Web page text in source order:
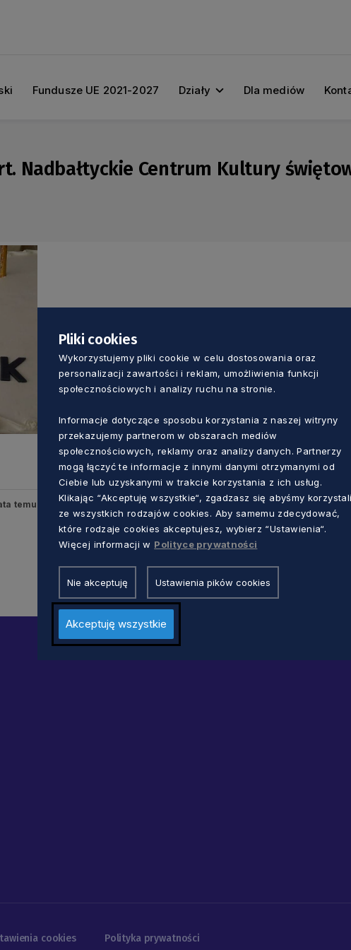
Fundusze UE 2021-2027 Działy Dla mediów
Nadbałtyckie Centrum Kultury
temu
cookies Polityka prywatności
Pliki cookies
Wykorzystujemy pliki cookie w celu dostosowania oraz
personalizacji zawartości i reklam, umożliwienia funkcji
społecznościowych i analizy ruchu na stronie.
Informacje dotyczące sposobu korzystania z naszej witryny
przekazujemy partnerom w obszarach mediów
społecznościowych, reklamy oraz analizy danych. Partnerzy
mogą łączyć te informacje z innymi danymi otrzymanymi od
Ciebie lub uzyskanymi w trakcie korzystania z ich usług.
Klikając “Akceptuję wszystkie“, zgadzasz się abyśmy
ze wszystkich rodzajów cookies. Aby samemu zdecydować,
które rodzaje cookies akceptujesz, wybierz “Ustawienia“.
Więcej informacji w Polityce prywatności
Nie akceptuję Ustawienia pików cookies
Akceptuję wszystkie